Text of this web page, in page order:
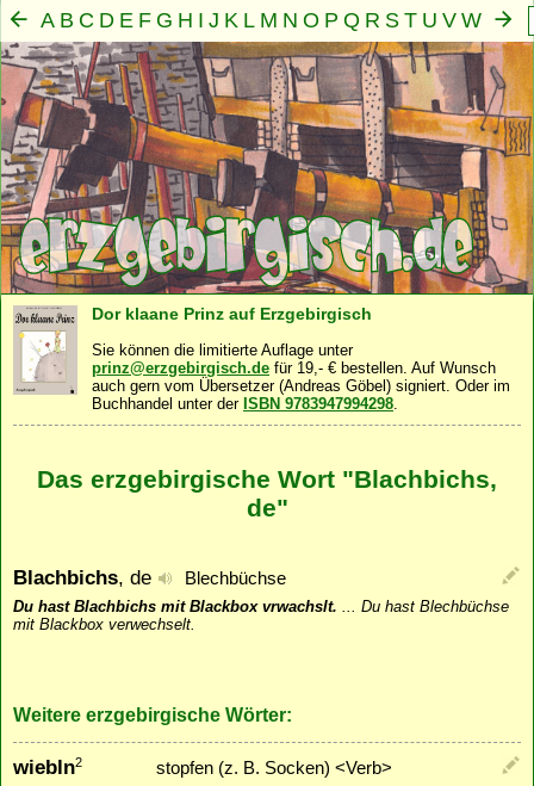
A B C D E F G H I J K L M N O P Q R S T U V W
X Y Z
Mensch·Seele·Geist · Familie·Gemeinschaft ·
Dor klaane Prinz auf Erzgebirgisch
Sie können die limitierte Auflage unter
prinz@erzgebirgisch.de für 19,- € bestellen. Auf Wunsch
auch gern vom Übersetzer (Andreas Göbel) signiert. Oder im
Buchhandel unter der ISBN 9783947994298.
Das erzgebirgische Wort "Blachbichs,
de"
Blachbichs, de Blechbüchse
Du hast Blachbichs mit Blackbox vrwachslt. ... Du hast Blechbüchse
mit Blackbox verwechselt.
Weitere erzgebirgische Wörter:
wiebln2 stopfen (z. B. Socken) <Verb>